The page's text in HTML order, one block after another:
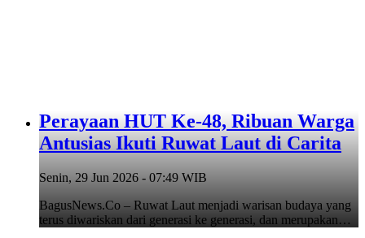
Perayaan HUT Ke-48, Ribuan Warga
Antusias Ikuti Ruwat Laut di Carita
Senin, 29 Jun 2026 - 07:49 WIB
BagusNews.Co – Ruwat Laut menjadi warisan budaya yang
terus diwariskan dari generasi ke generasi, dan merupakan…